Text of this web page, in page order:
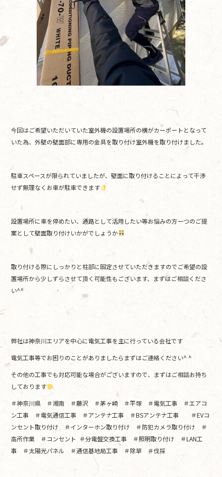
今回はご希望いただいていた室外機の設置場所の横がカーポートとなって
いた為、外壁の壁面部に専用の金具を取り付け室外機を取り付けました。
駐車スペースが限られていましたが、壁面に取り付けることによって干渉
せず無理なくお車が駐車できます
設置場所に車を停めたい、通路として活用したい等お悩みの方一つのご提
案として壁面取り付けいかがでしょうか
取り付ける際にしっかりと柱部に固定させていただきますのでご希望の設
置場所から少しずらさせて頂く可能性もございます、まずはご相談くださ
い^^
弊社は神奈川エリアを中心に電気工事を主に行っている会社です
電気工事等でお困りのことがありましたらまずはご連絡ください^ ^
その他の工事でも対応可能な場合がございますので、まずはご相談お持ち
しております
＃神奈川県 ＃湘南 ＃藤沢 ＃茅ヶ崎 ＃平塚 ＃電気工事 ＃エアコ
ン工事 ＃電気通信工事 ＃アンテナ工事 ＃BSアンテナ工事 ＃EVコ
ンセント取り付け ＃インターホン取り付け ＃防犯カメラ取り付け ＃
高所作業 ＃コンセント ＃分電盤交換工事 ＃照明取り付け ＃LAN工
事 ＃太陽光パネル ＃通信基地局工事 ＃除草 ＃伐採